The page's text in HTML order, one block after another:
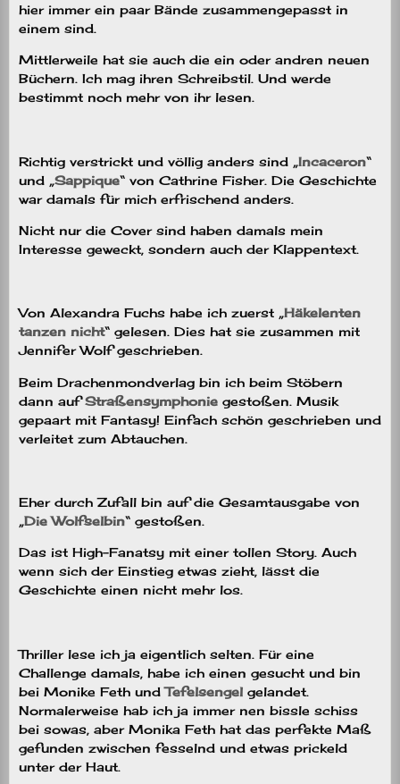
hier immer ein paar Bände zusammengepasst in
einem sind.
Mittlerweile hat sie auch die ein oder andren neuen
Büchern. Ich mag ihren Schreibstil. Und werde
bestimmt noch mehr von ihr lesen.
Richtig verstrickt und völlig anders sind „Incaceron“
und „Sappique“ von Cathrine Fisher. Die Geschichte
war damals für mich erfrischend anders.
Nicht nur die Cover sind haben damals mein
Interesse geweckt, sondern auch der Klappentext.
Von Alexandra Fuchs habe ich zuerst „Häkelenten
tanzen nicht“ gelesen. Dies hat sie zusammen mit
Jennifer Wolf geschrieben.
Beim Drachenmondverlag bin ich beim Stöbern
dann aufStraßensymphonie gestoßen. Musik
gepaart mit Fantasy! Einfach schön geschrieben und
verleitet zum Abtauchen.
Eher durch Zufall bin auf die Gesamtausgabe von
„Die Wolfselbin“ gestoßen.
Das ist High-Fanatsy mit einer tollen Story. Auch
wenn sich der Einstieg etwas zieht, lässt die
Geschichte einen nicht mehr los.
Thriller lese ich ja eigentlich selten. Für eine
Challenge damals, habe ich einen gesucht und bin
bei Monike Feth undTefelsengel gelandet.
Normalerweise hab ich ja immer nen bissle schiss
bei sowas, aber Monika Feth hat das perfekte Maß
gefunden zwischen fesselnd und etwas prickeld
unter der Haut.